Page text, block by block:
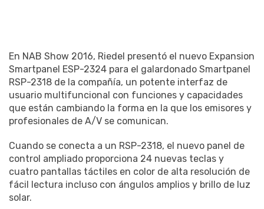
En NAB Show 2016, Riedel presentó el nuevo Expansion
Smartpanel ESP-2324 para el galardonado Smartpanel
RSP-2318 de la compañía, un potente interfaz de
usuario multifuncional con funciones y capacidades
que están cambiando la forma en la que los emisores y
profesionales de A/V se comunican.
Cuando se conecta a un RSP-2318, el nuevo panel de
control ampliado proporciona 24 nuevas teclas y
cuatro pantallas táctiles en color de alta resolución de
fácil lectura incluso con ángulos amplios y brillo de luz
solar.